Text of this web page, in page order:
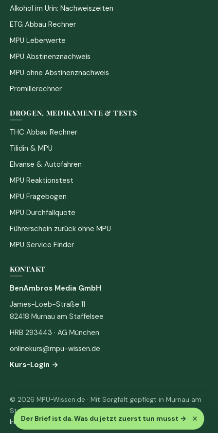
Der Brief ist da. Was du jetzt zuerst tun musst → ×
Alkohol im Urin: Nachweiszeiten
ETG Abbau Rechner
MPU Leberwerte
MPU Abstinenznachweis
MPU ohne Abstinenznachweis
Promillerechner
DROGEN, MEDIKAMENTE & TESTS
THC Abbau Rechner
Tilidin & MPU
Elvanse & Autofahren
MPU Reaktionstest
MPU Fragebogen
MPU Durchfallquote
Führerschein zurück ohne MPU
MPU Service Finder
KONTAKT
BenAmbros Media GmbH
James-Loeb-Straße 11
82418 Murnau am Staffelsee
HRB 293443 · AG München
onlinekurs@mpu-wissen.de
Kurs-Login →
© 2026 MPU-Wissen.de · Mit Sorgfalt gepflegt in Murnau am
Staffelsee
Impressum· Datenschutz & AGB